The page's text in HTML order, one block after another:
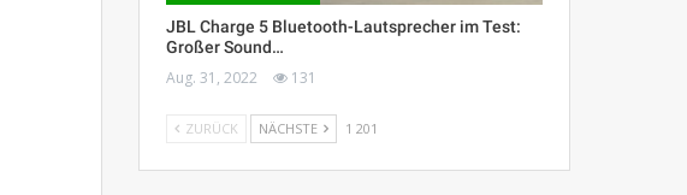
JBL Charge 5 Bluetooth-Lautsprecher im Test:
Großer Sound…
Aug. 31, 2022 131
ZURÜCK NÄCHSTE 1 201